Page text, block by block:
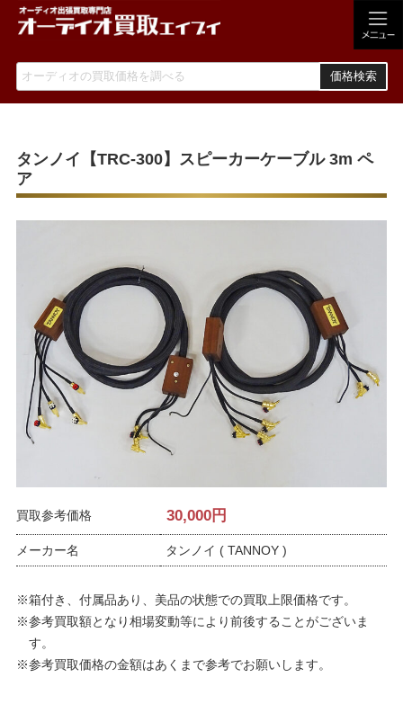
価格検索
タンノイ【TRC-300】スピーカーケーブル 3m ペ
ア
買取参考価格 30,000円
メーカー名 タンノイ ( TANNOY )
※箱付き、付属品あり、美品の状態での買取上限価格です。
※参考買取額となり相場変動等により前後することがございま
す。
※参考買取価格の金額はあくまで参考でお願いします。